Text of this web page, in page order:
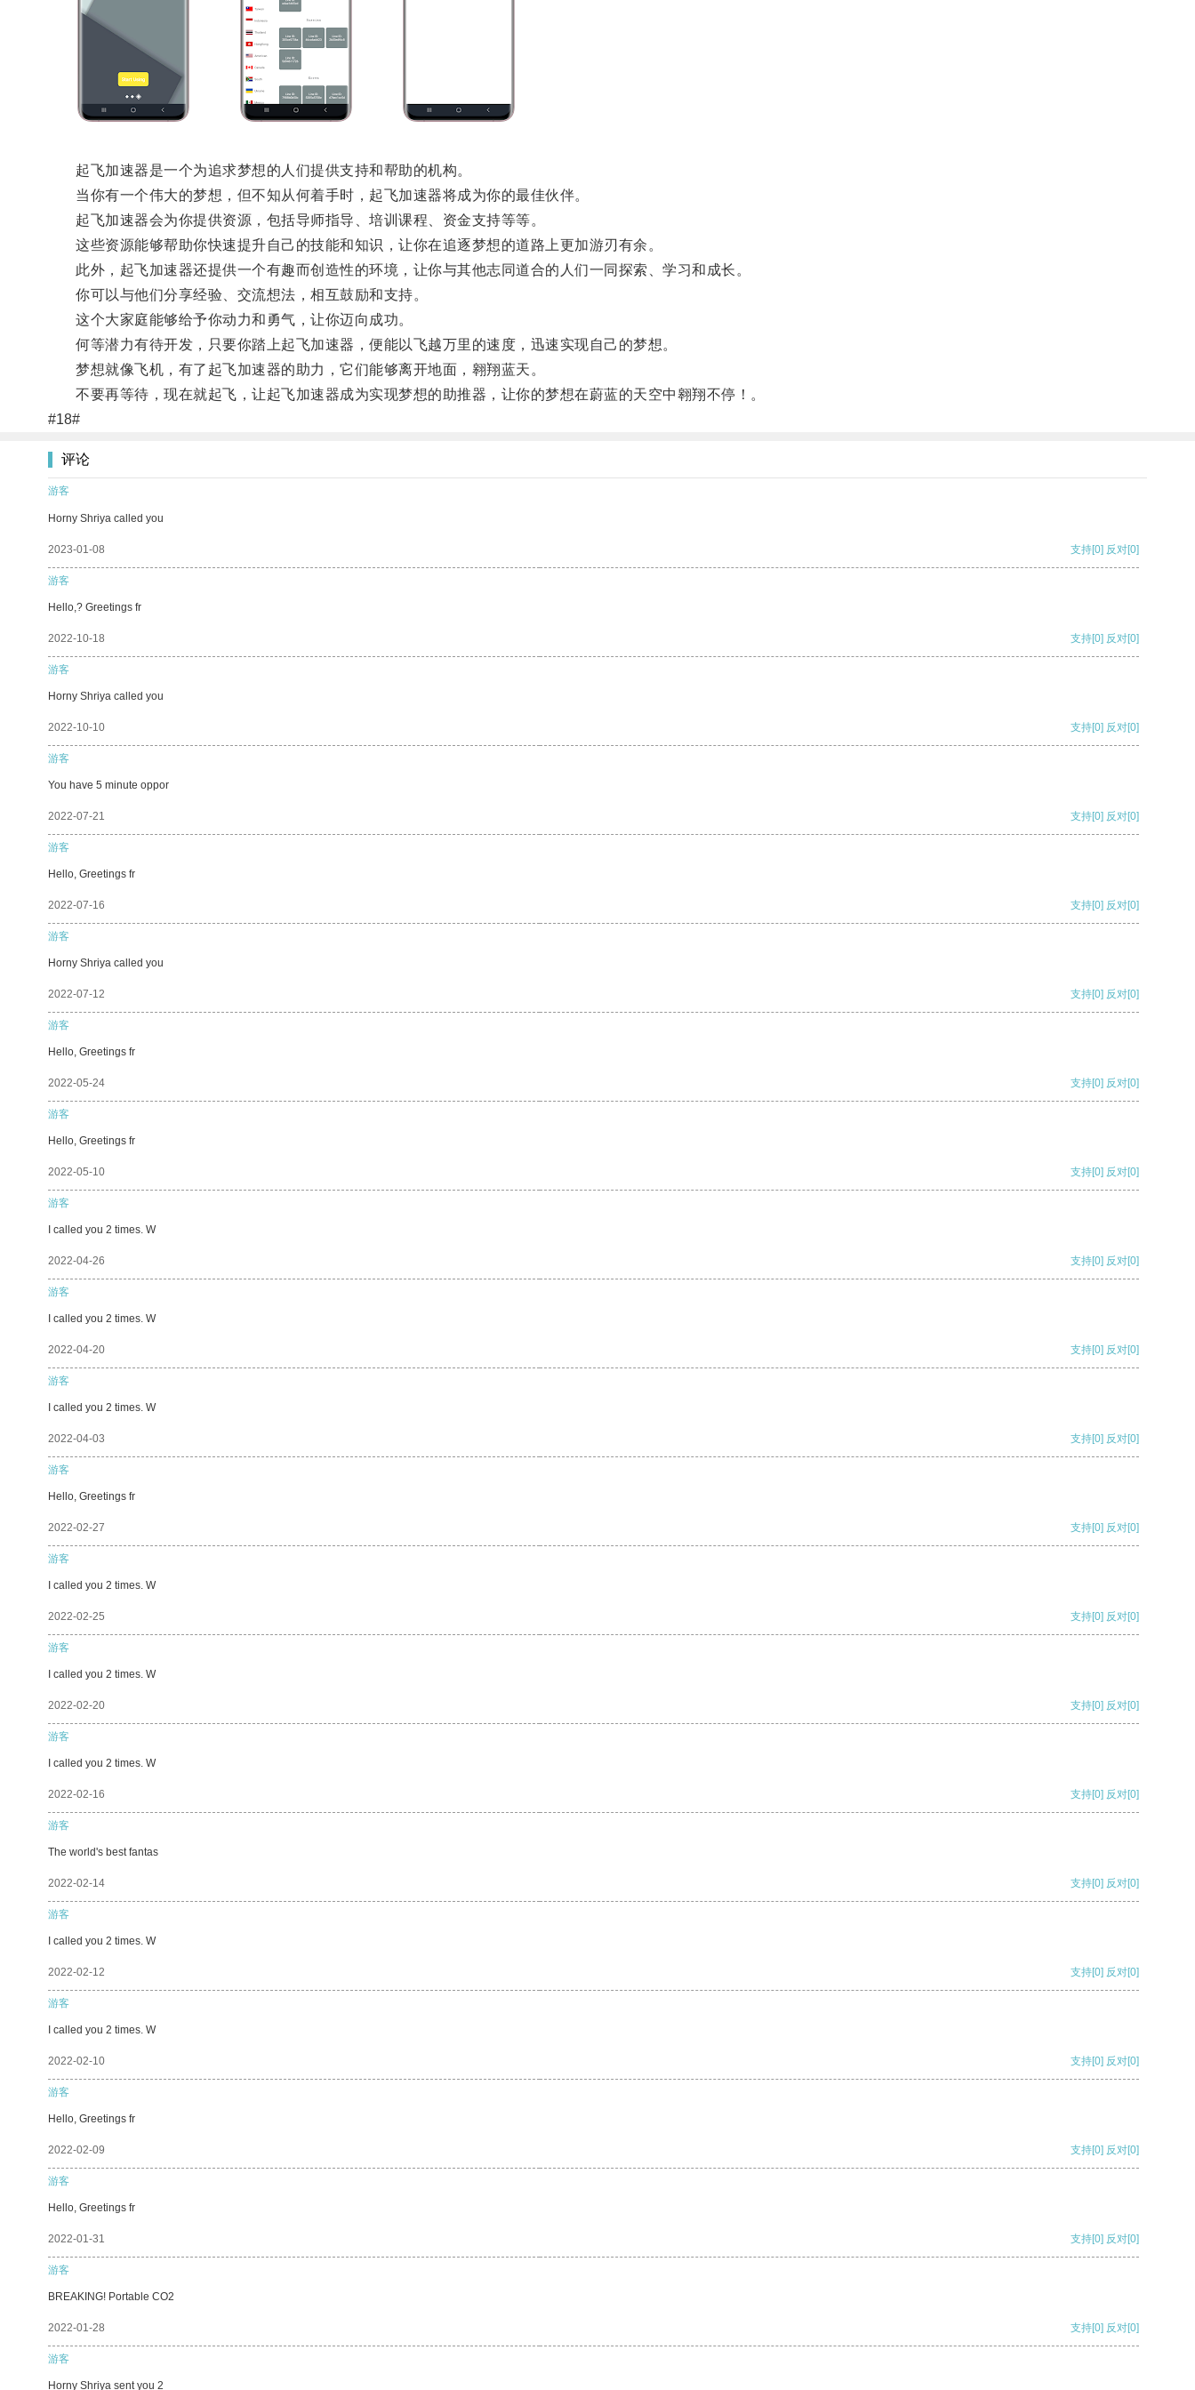
起飞加速器是一个为追求梦想的人们提供支持和帮助的机构。
当你有一个伟大的梦想，但不知从何着手时，起飞加速器将成为你的最佳伙伴。
起飞加速器会为你提供资源，包括导师指导、培训课程、资金支持等等。
这些资源能够帮助你快速提升自己的技能和知识，让你在追逐梦想的道路上更加游刃有余。
此外，起飞加速器还提供一个有趣而创造性的环境，让你与其他志同道合的人们一同探索、学习和成长。
你可以与他们分享经验、交流想法，相互鼓励和支持。
这个大家庭能够给予你动力和勇气，让你迈向成功。
何等潜力有待开发，只要你踏上起飞加速器，便能以飞越万里的速度，迅速实现自己的梦想。
梦想就像飞机，有了起飞加速器的助力，它们能够离开地面，翱翔蓝天。
不要再等待，现在就起飞，让起飞加速器成为实现梦想的助推器，让你的梦想在蔚蓝的天空中翱翔不停！。
#18#
评论
游客
Horny Shriya called you
2023-01-08 支持[0] 反对[0]
游客
Hello,? Greetings fr
2022-10-18 支持[0] 反对[0]
游客
Horny Shriya called you
2022-10-10 支持[0] 反对[0]
游客
You have 5 minute oppor
2022-07-21 支持[0] 反对[0]
游客
Hello, Greetings fr
2022-07-16 支持[0] 反对[0]
游客
Horny Shriya called you
2022-07-12 支持[0] 反对[0]
游客
Hello, Greetings fr
2022-05-24 支持[0] 反对[0]
游客
Hello, Greetings fr
2022-05-10 支持[0] 反对[0]
游客
I called you 2 times. W
2022-04-26 支持[0] 反对[0]
游客
I called you 2 times. W
2022-04-20 支持[0] 反对[0]
游客
I called you 2 times. W
2022-04-03 支持[0] 反对[0]
游客
Hello, Greetings fr
2022-02-27 支持[0] 反对[0]
游客
I called you 2 times. W
2022-02-25 支持[0] 反对[0]
游客
I called you 2 times. W
2022-02-20 支持[0] 反对[0]
游客
I called you 2 times. W
2022-02-16 支持[0] 反对[0]
游客
The world's best fantas
2022-02-14 支持[0] 反对[0]
游客
I called you 2 times. W
2022-02-12 支持[0] 反对[0]
游客
I called you 2 times. W
2022-02-10 支持[0] 反对[0]
游客
Hello, Greetings fr
2022-02-09 支持[0] 反对[0]
游客
Hello, Greetings fr
2022-01-31 支持[0] 反对[0]
游客
BREAKING! Portable CO2
2022-01-28 支持[0] 反对[0]
游客
Horny Shriya sent you 2